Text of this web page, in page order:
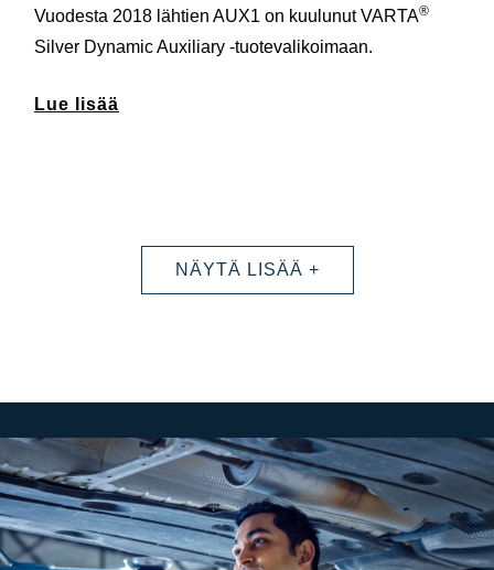
Vuodesta 2018 lähtien AUX1 on kuulunut VARTA®
Silver Dynamic Auxiliary -tuotevalikoimaan.
Lue lisää
NÄYTÄ LISÄÄ +